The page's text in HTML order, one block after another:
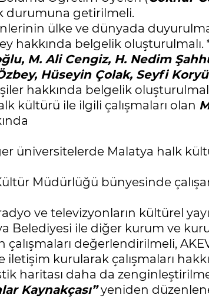
durumuna getirilmeli.
ülke ve dünyada
hakkında belgelik
M. Ali Cengiz, H. Nedim
Hüseyin Çolak, Seyfi
hakkında belgelik
kültürü ile ilgili çalışmaları olan
üniversitelerde Malatya halk
Müdürlüğü bünyesinde
ve televizyonların kültürel
Belediyesi ile diğer kurum ve
değerlendirilmeli,
kurularak çalışmaları
haritası daha da
Kaynakçası”yeniden